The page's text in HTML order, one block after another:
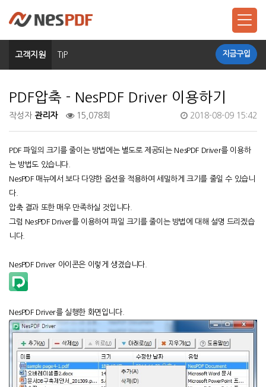
고객지원 TIP 지금구입
PDF압축 - NesPDF Driver 이용하기
작성자 관리자 15,078회 2018-08-09 15:42
PDF 파일의 크기를 줄이는 방법에는 별도로 제공되는 NesPDF Driver를 이용하
는 방법도 있습니다.
NesPDF 매뉴에서 보다 다양한 옵션을 적용하여 세밀하게 크기를 줄일 수 있습니
다.
압축 결과 또한 매우 만족하실 것입니다.
그럼 NesPDF Driver를 이용하여 파일 크기를 줄이는 방법에 대해 설명 드리겠습
니다.
NesPDF Driver 아이콘은 이렇게 생겼습니다.
NesPDF Driver를 실행한 화면입니다.